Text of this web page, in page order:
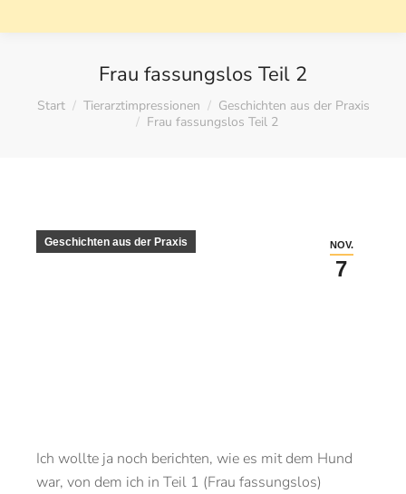
Frau fassungslos Teil 2
Sie befinden sich hier:
Start Tierarztimpressionen
Geschichten aus der Praxis
Frau fassungslos Teil 2
NOV.
7
Geschichten aus der Praxis
Ich wollte ja noch berichten, wie es mit dem Hund
war, von dem ich in Teil 1 (Frau fassungslos)